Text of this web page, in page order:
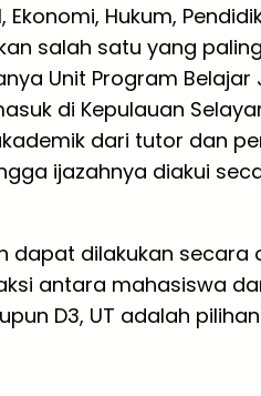
Hukum,
salah satu yang
Unit Program Belajar
di Kepulauan
dari tutor dan
ijazahnya diakui
dapat dilakukan secara
antara mahasiswa
D3, UT adalah